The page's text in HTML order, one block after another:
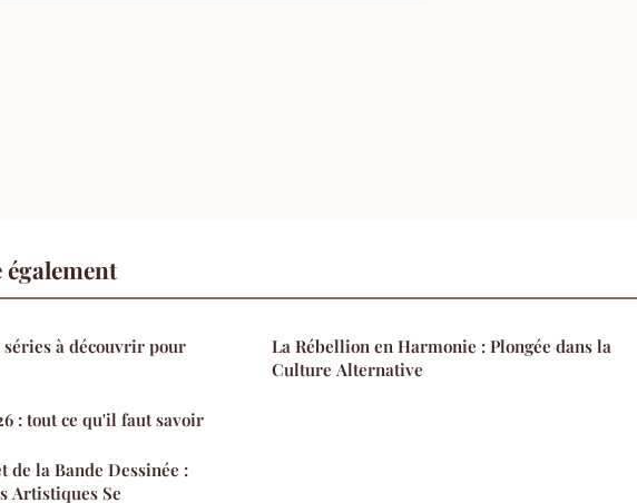
séries à découvrir pour
: tout ce qu'il faut savoir
de la Bande Dessinée :
Artistiques Se
La Rébellion en Harmonie : Plongée dans la
Culture Alternative